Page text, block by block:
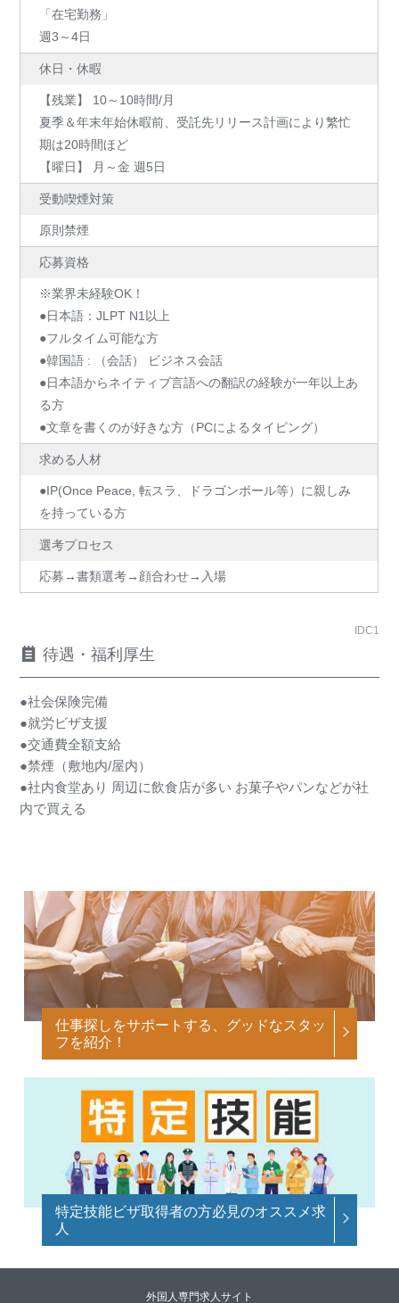
「在宅勤務」
週3～4日
休日・休暇
【残業】 10～10時間/月
夏季＆年末年始休暇前、受託先リリース計画により繁忙
期は20時間ほど
【曜日】 月～金 週5日
受動喫煙対策
原則禁煙
応募資格
※業界未経験OK！
●日本語：JLPT N1以上
●フルタイム可能な方
●韓国語 : （会話） ビジネス会話
●日本語からネイティブ言語への翻訳の経験が一年以上あ
る方
●文章を書くのが好きな方（PCによるタイピング）
求める人材
●IP(Once Peace, 転スラ、ドラゴンボール等）に親しみ
を持っている方
選考プロセス
応募→書類選考→顔合わせ→入場
IDC1
待遇・福利厚生
●社会保険完備
●就労ビザ支援
●交通費全額支給
●禁煙（敷地内/屋内）
●社内食堂あり 周辺に飲食店が多い お菓子やパンなどが社
内で買える
仕事探しをサポートする、グッドなスタッ
フを紹介！
特定技能ビザ取得者の方必見のオススメ求
人
外国人専門求人サイト